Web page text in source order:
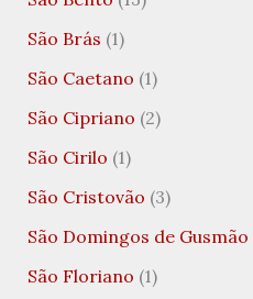
São Brás (1)
São Caetano (1)
São Cipriano (2)
São Cirilo (1)
São Cristovão (3)
São Domingos de Gusmão
São Floriano (1)